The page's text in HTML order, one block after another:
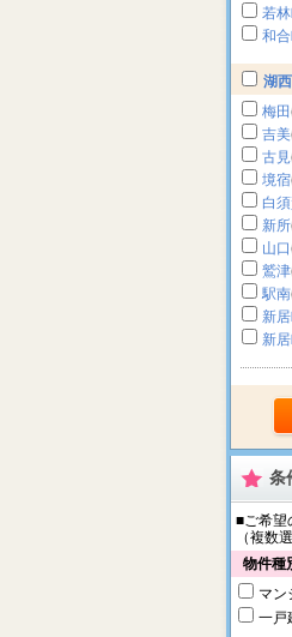
若
和
湖
梅田
吉美
古見
境宿
白
新所
山口
鷲津
駅南
新
新
条
■ご希望
（複数
物件種
マン
一戸